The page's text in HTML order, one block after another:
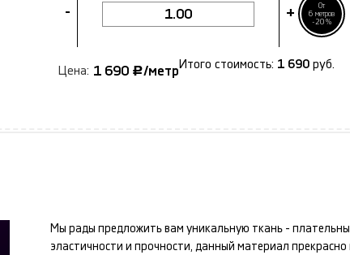
- +
От
6 метров
-20%
Цена: 1 690 Р/метр Итого стоимость: 1 690 руб.
Мы рады предложить вам уникальную ткань -
эластичности и прочности, данный материал